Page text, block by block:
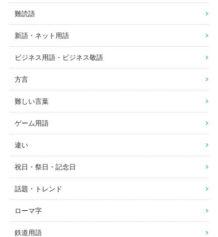
難読語
新語・ネット用語
ビジネス用語・ビジネス敬語
方言
難しい言葉
ゲーム用語
違い
祝日・祭日・記念日
話題・トレンド
ローマ字
鉄道用語